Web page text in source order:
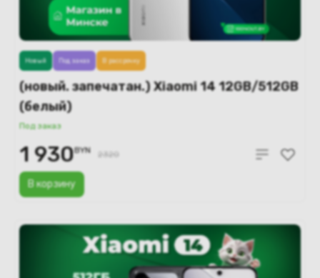
(новый. запечатан.) Xiaomi 14 12GB/512GB
(белый)
Под заказ
В корзину
Новый Под заказ В рассрочку
1 930BYN 2320